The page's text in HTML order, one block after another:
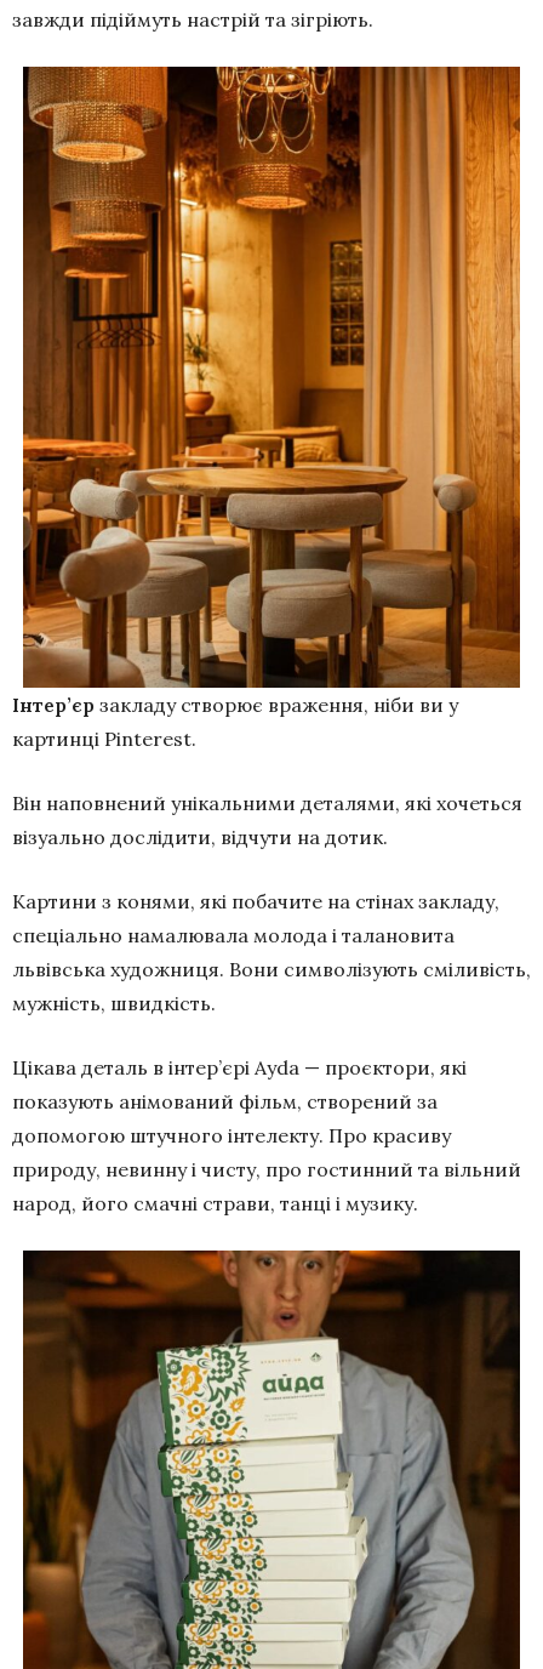
завжди підіймуть настрій та зігріють.
Інтер’єр закладу створює враження, ніби ви у
картинці Pinterest.
Він наповнений унікальними деталями, які хочеться
візуально дослідити, відчути на дотик.
Картини з конями, які побачите на стінах закладу,
спеціально намалювала молода і талановита
львівська художниця. Вони символізують сміливість,
мужність, швидкість.
Цікава деталь в інтер’єрі Ayda — проєктори, які
показують анімований фільм, створений за
допомогою штучного інтелекту. Про красиву
природу, невинну і чисту, про гостинний та вільний
народ, його смачні страви, танці і музику.